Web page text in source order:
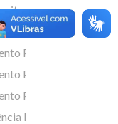
Carta Convite